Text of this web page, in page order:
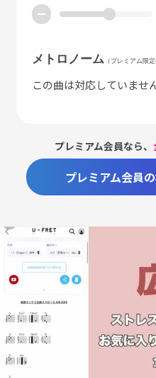
ー
メトロノーム （プレミアム限定
この曲は対応していませ
プレミアム会員なら、
プレミアム会員